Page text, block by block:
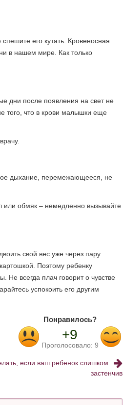
его кутать. Кровеносная
в нашем мире. Как только
дни после появления на свет не
того, что в крови малышки еще
дыхание, перемежающееся, не
или обмяк – немедленно вызывайте
свой вес уже через пару
Поэтому ребенку
Не всегда плач говорит о чувстве
успокоить его другим
Понравилось?
+9
Проголосовало: 9
если ваш ребенок слишком
застенчив